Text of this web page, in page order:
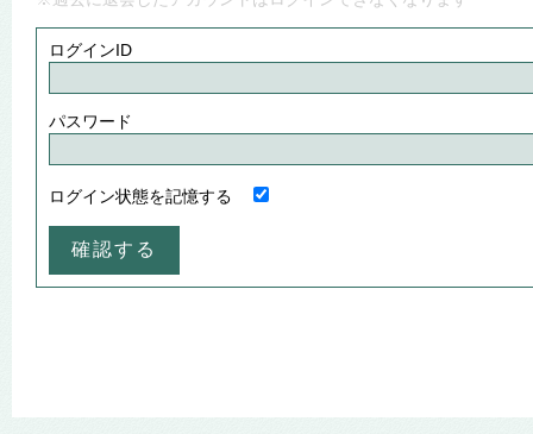
ログインID
パスワード
ログイン状態を記憶する